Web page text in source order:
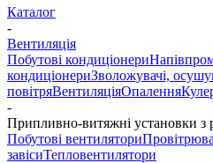
Каталог
-
Вентиляція
Побутові кондиціонери
кондиціонериЗволожувачі,
повітряВентиляціяОпалення
-
Припливно-витяжні установки з
Побутові вентилятори
завісиТепловентилятори